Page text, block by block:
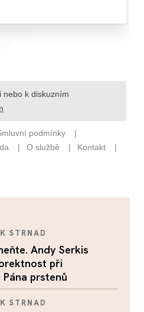
STRNAD
Andy Serkis
při
prstenů
STRNAD